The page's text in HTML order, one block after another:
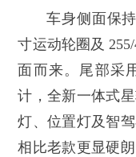
车身侧面保
寸运动轮圈及
面而来。尾部采
计，全新一体式
灯、位置灯及智
相比老款更显硬